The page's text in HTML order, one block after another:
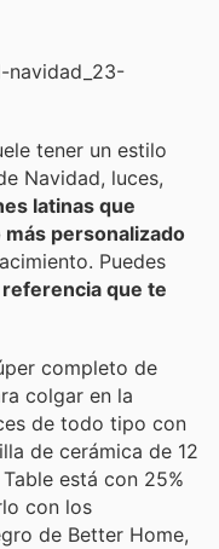
tener un estilo
Navidad, luces,
latinas que
personalizado
Puedes
que te
completo de
colgar en la
de todo tipo con
de cerámica de 12
está con 25%
con los
de Better Home,